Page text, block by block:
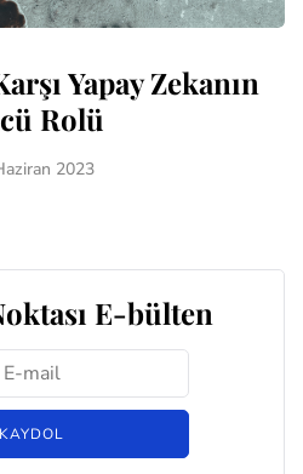
Yapay Zekanın
Rolü
2023
E-bülten